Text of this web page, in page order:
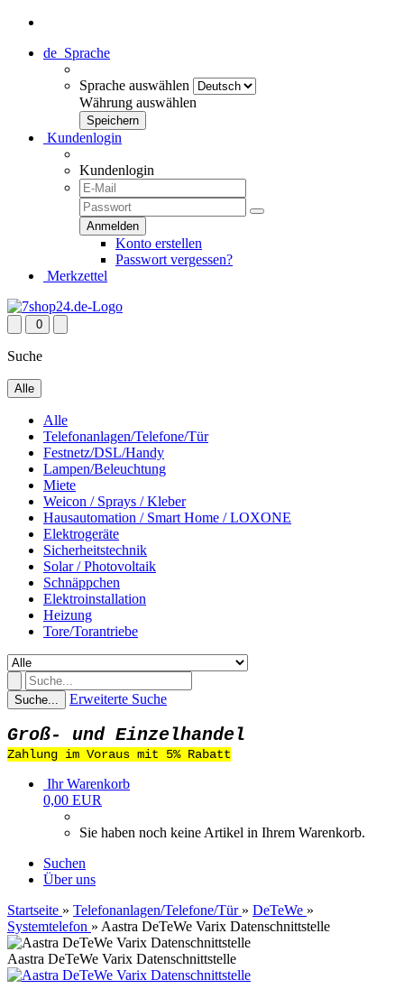
de Sprache
Sprache auswählen
Währung auswählen
Kundenlogin
Kundenlogin
Konto erstellen
Passwort vergessen?
Merkzettel
0
Suche
Alle
Alle
Telefonanlagen/Telefone/Tür
Festnetz/DSL/Handy
Lampen/Beleuchtung
Miete
Weicon / Sprays / Kleber
Hausautomation / Smart Home / LOXONE
Elektrogeräte
Sicherheitstechnik
Solar / Photovoltaik
Schnäppchen
Elektroinstallation
Heizung
Tore/Torantriebe
Suche... Erweiterte Suche
Groß- und Einzelhandel
Zahlung im Voraus mit 5% Rabatt
Ihr Warenkorb
0,00 EUR
Sie haben noch keine Artikel in Ihrem Warenkorb.
Suchen
Über uns
Startseite » Telefonanlagen/Telefone/Tür » DeTeWe »
Systemtelefon » Aastra DeTeWe Varix Datenschnittstelle
Aastra DeTeWe Varix Datenschnittstelle